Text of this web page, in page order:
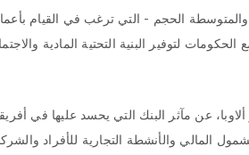
الحجم - التي ترغب في القيام
لتوفير البنية التحتية المادية
المالي والأنشطة التجارية للأفراد